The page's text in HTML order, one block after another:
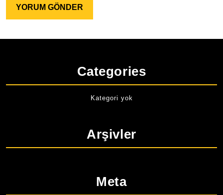
Categories
Kategori yok
Arşivler
Meta